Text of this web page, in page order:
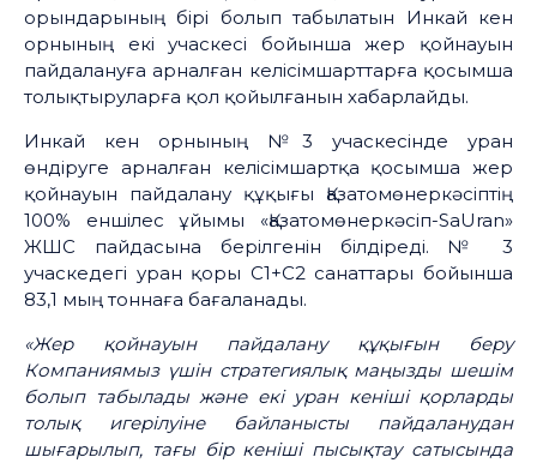
орындарының бірі болып табылатын Инкай кен
орнының екі учаскесі бойынша жер қойнауын
пайдалануға арналған келісімшарттарға қосымша
толықтыруларға қол қойылғанын хабарлайды.
Инкай кен орнының №3 учаскесінде уран
өндіруге арналған келісімшартқа қосымша жер
қойнауын пайдалану құқығы Қазатомөнеркәсіптің
100% еншілес ұйымы «Қазатомөнеркәсіп-SaUran»
ЖШС пайдасына берілгенін білдіреді. № 3
учаскедегі уран қоры С1+С2 санаттары бойынша
83,1 мың тоннаға бағаланады.
«Жер қойнауын пайдалану құқығын беру
Компаниямыз үшін стратегиялық маңызды шешім
болып табылады және екі уран кеніші қорларды
толық игерілуіне байланысты пайдаланудан
шығарылып, тағы бір кеніші пысықтау сатысында